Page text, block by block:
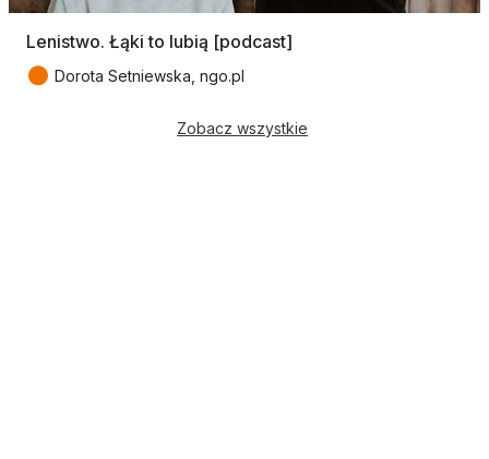
Lenistwo. Łąki to lubią [podcast]
● Dorota Setniewska, ngo.pl
Zobacz wszystkie